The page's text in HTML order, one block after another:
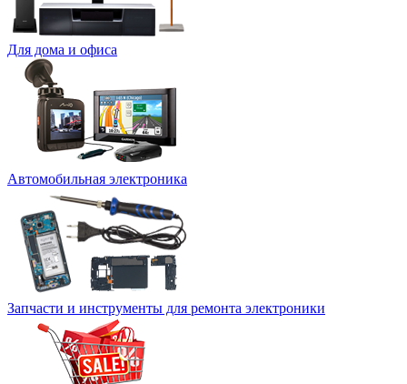
Для дома и офиса
Автомобильная электроника
Запчасти и инструменты для ремонта электроники